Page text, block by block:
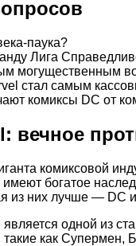
паука?
Лига
могущественным
стал самым
комиксы DC от
вечное
комиксовой
богатое
из них лучше — DC
одной из
как